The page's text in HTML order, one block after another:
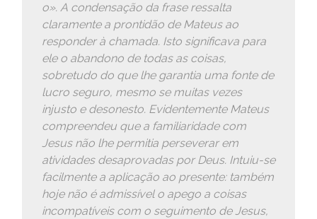
o». A condensação da frase ressalta
claramente a prontidão de Mateus ao
responder à chamada. Isto significava para
ele o abandono de todas as coisas,
sobretudo do que lhe garantia uma fonte de
lucro seguro, mesmo se muitas vezes
injusto e desonesto. Evidentemente Mateus
compreendeu que a familiaridade com
Jesus não lhe permitia perseverar em
atividades desaprovadas por Deus. Intuiu-se
facilmente a aplicação ao presente: também
hoje não é admissível o apego a coisas
incompatíveis com o seguimento de Jesus,